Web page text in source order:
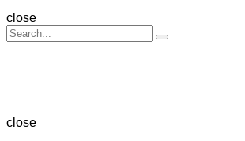
Search
close
Search
for:
Search
close